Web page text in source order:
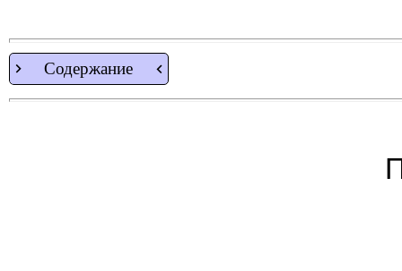
Содержание